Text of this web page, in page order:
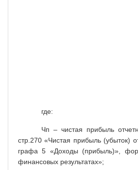
где:
Чп – чистая прибыль
стр.270 «Чистая прибыль (убыток)
графа 5 «Доходы (прибыль)»,
финансовых результатах»;